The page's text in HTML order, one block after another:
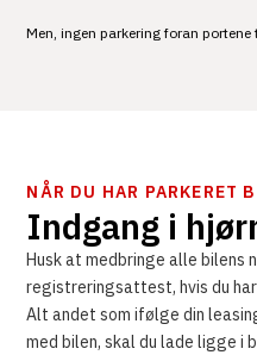
Men, ingen parkering foran
NÅR DU HAR PARKERET
Indgang i
Husk at medbringe alle bilens
registreringsattest, hvis du
Alt andet som ifølge din
med bilen, skal du lade ligge i